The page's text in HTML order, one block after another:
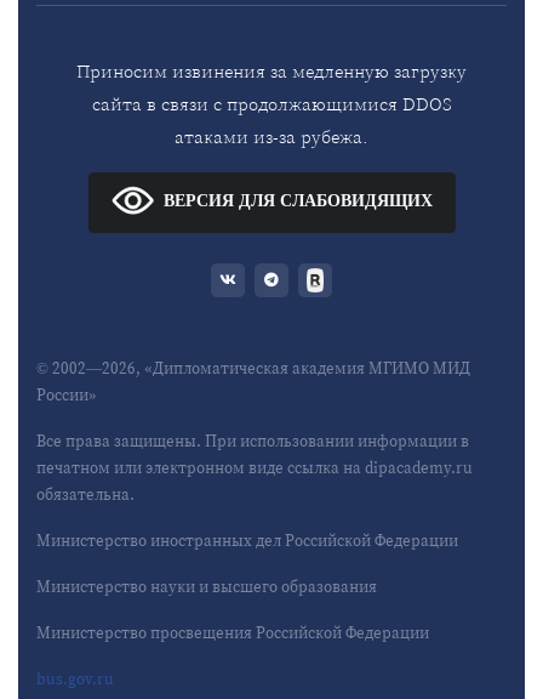
Приносим извинения за медленную загрузку
сайта в связи с продолжающимися DDOS
атаками из-за рубежа.
ВЕРСИЯ ДЛЯ СЛАБОВИДЯЩИХ
© 2002—2026, «Дипломатическая академия МГИМО МИД
России»
Все права защищены. При использовании информации в
печатном или электронном виде ссылка на dipacademy.ru
обязательна.
Министерство иностранных дел Российской Федерации
Министерство науки и высшего образования
Министерство просвещения Российской Федерации
bus.gov.ru